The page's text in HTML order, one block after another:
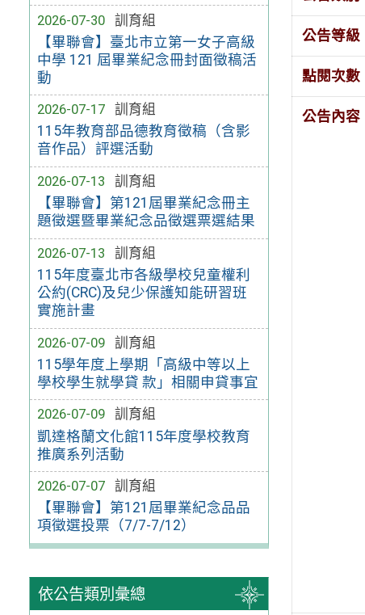
2026-07-30
訓育組
【畢聯會】臺北市立第一女子高級
中學 121 屆畢業紀念冊封面徵稿活
動
2026-07-17
訓育組
115年教育部品德教育徵稿（含影
音作品）評選活動
2026-07-13
訓育組
【畢聯會】第121屆畢業紀念冊主
題徵選暨畢業紀念品徵選票選結果
2026-07-13
訓育組
115年度臺北市各級學校兒童權利
公約(CRC)及兒少保護知能研習班
實施計畫
2026-07-09
訓育組
115學年度上學期「高級中等以上
學校學生就學貸 款」相關申貸事宜
2026-07-09
訓育組
凱達格蘭文化館115年度學校教育
推廣系列活動
2026-07-07
訓育組
【畢聯會】第121屆畢業紀念品品
項徵選投票（7/7-7/12）
依公告類別彙總
公告等級
點閱次數
公告內容